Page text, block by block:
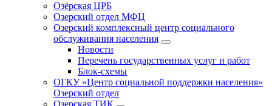
Озёрская ЦРБ
Озерский отдел МФЦ
Озерский комплексный центр социального
обслуживания населения
Новости
Перечень государственных услуг и работ
Блок-схемы
ОГКУ «Центр социальной поддержки населения»
Озерский отдел
Озерская ТИК